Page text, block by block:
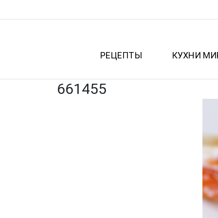
РЕЦЕПТЫ КУХНИ
661455